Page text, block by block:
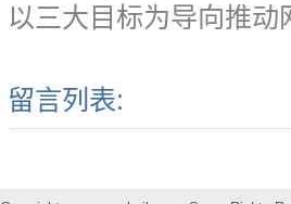
以三大目标为导向推动
留言列表: